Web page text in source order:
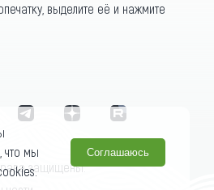
выделите её и нажмите
защищены.
что мы
Соглашаюсь